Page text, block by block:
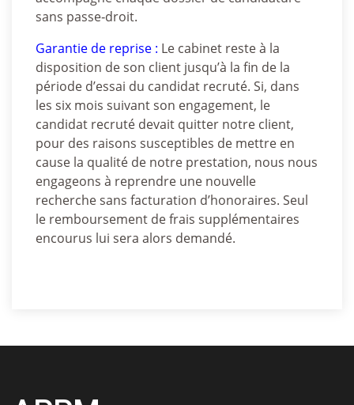
sans passe‐droit.
Garantie de reprise : Le cabinet reste à la
disposition de son client jusqu’à la fin de la
période d’essai du candidat recruté. Si, dans
les six mois suivant son engagement, le
candidat recruté devait quitter notre client,
pour des raisons susceptibles de mettre en
cause la qualité de notre prestation, nous nous
engageons à reprendre une nouvelle
recherche sans facturation d’honoraires. Seul
le remboursement de frais supplémentaires
encourus lui sera alors demandé.